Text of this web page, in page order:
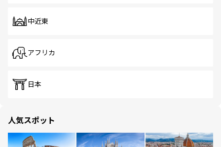
中近東
アフリカ
日本
人気スポット